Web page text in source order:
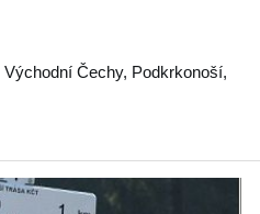
Východní Čechy, Podkrkonoší,